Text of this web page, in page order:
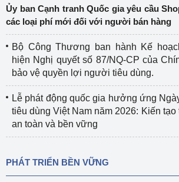
Ủy ban Cạnh tranh Quốc gia yêu cầu
các loại phí mới đối với người bán hàng
Bộ Công Thương ban hành Kế
hiện Nghị quyết số 87/NQ-CP của
bảo vệ quyền lợi người tiêu dùng.
Lễ phát động quốc gia hưởng ứng
tiêu dùng Việt Nam năm 2026: Kiến
an toàn và bền vững
PHÁT TRIỂN BỀN VỮNG